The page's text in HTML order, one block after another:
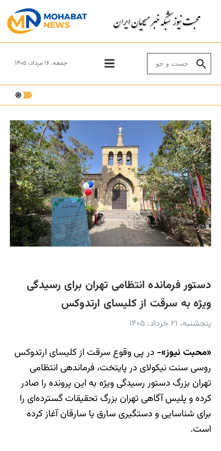
جمعه، ۱۶ مرداد، ۱۴۰۵
دستور فرمانده انتظامی تهران برای رسیدگی
ویژه به سرقت از کلیسای ارتدوکس
پنجشنبه، ۲۱ خرداد، ۱۴۰۵
«محبت نیوز»- در پی وقوع سرقت از کلیسای ارتدوکس
روسی سنت نیکولای در پایتخت، فرماندهی انتظامی
تهران بزرگ دستور رسیدگی ویژه به این پرونده را صادر
کرده و پلیس آگاهی تهران بزرگ تحقیقات گسترده‌ای را
برای شناسایی و دستگیری سارق یا سارقان آغاز کرده
است.